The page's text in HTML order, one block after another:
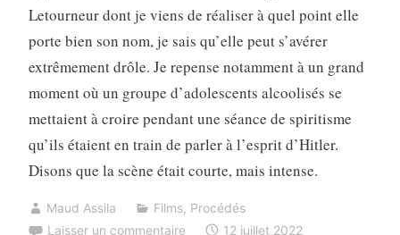
Letourneur dont je viens de réaliser à quel point elle
porte bien son nom, je sais qu’elle peut s’avérer
extrêmement drôle. Je repense notamment à un grand
moment où un groupe d’adolescents alcoolisés se
mettaient à croire pendant une séance de spiritisme
qu’ils étaient en train de parler à l’esprit d’Hitler.
Disons que la scène était courte, mais intense.
Maud Assila Films, Procédés
Laisser un commentaire
12 juillet 2022